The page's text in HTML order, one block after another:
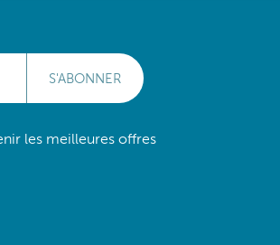
S'ABONNER
les meilleures offres